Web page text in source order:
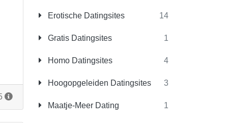
Erotische Datingsites 14
Gratis Datingsites 1
Homo Datingsites 4
Hoogopgeleiden Datingsites 3
Maatje-Meer Dating 1